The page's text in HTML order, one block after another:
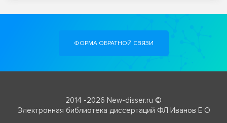
ФОРМА ОБРАТНОЙ СВЯЗИ
2014 -2026 New-disser.ru ©
Электронная библиотека диссертаций ФЛ Иванов Е О